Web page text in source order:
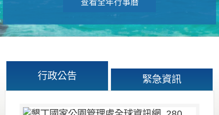
查看全年行事曆
行政公告 緊急資訊